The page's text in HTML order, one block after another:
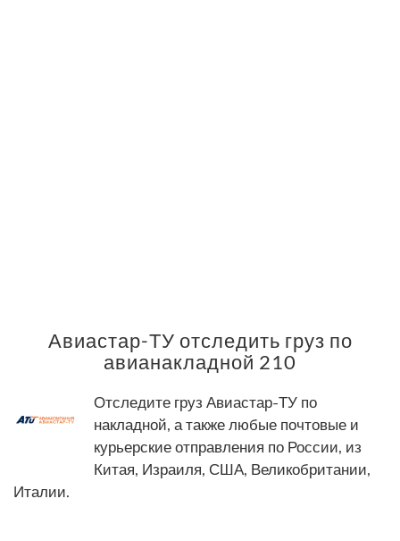
Авиастар-ТУ отследить груз по
авианакладной 210
Отследите груз Авиастар-ТУ по
накладной, а также любые почтовые и
курьерские отправления по России, из
Китая, Израиля, США, Великобритании,
Италии.